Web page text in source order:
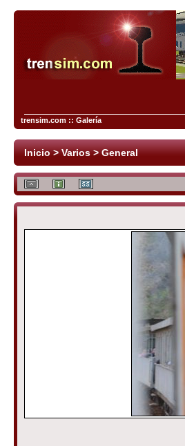
trensim.com :: Galería
Inicio>Varios>General